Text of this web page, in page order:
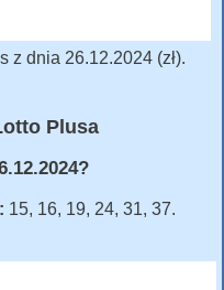
z dnia 26.12.2024 (zł).
Plusa
15, 16, 19, 24, 31, 37.